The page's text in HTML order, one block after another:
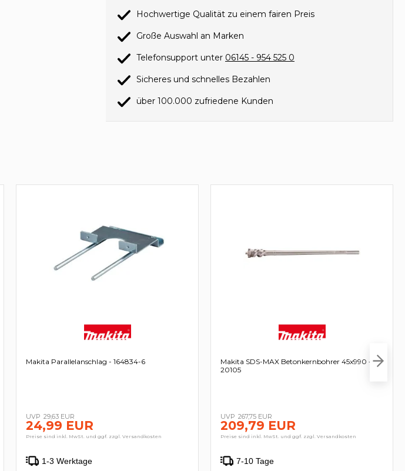
Hochwertige Qualität zu einem fairen Preis
Große Auswahl an Marken
Telefonsupport unter 06145 - 954 525 0
Sicheres und schnelles Bezahlen
über 100.000 zufriedene Kunden
Makita Parallelanschlag - 164834-6
29,63 EUR
24,99 EUR
Preise sind inkl. MwSt. und ggf. zzgl. Versandkosten
1-3 Werktage
Makita SDS-MAX Betonkernbohrer 45x990 - E-
20105
267,75 EUR
209,79 EUR
Preise sind inkl. MwSt. und ggf. zzgl. Versandkosten
7-10 Tage